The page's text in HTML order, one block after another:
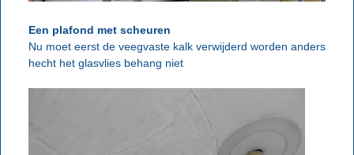
Een plafond met scheuren
Nu moet eerst de veegvaste kalk verwijderd worden anders
hecht het glasvlies behang niet